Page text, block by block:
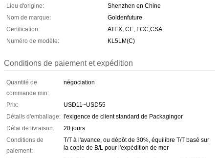
Lieu d'origine:
Shenzhen en Chine
Nom de marque:
Goldenfuture
Certification:
ATEX, CE, FCC,CSA
Numéro de modèle:
KL5LM(C)
Conditions de paiement et expédition
Quantité de
commande min:
négociation
Prix:
USD11~USD55
Détails d'emballage: l'exigence de client standard de Packagingor
Délai de livraison:
20 jours
Conditions de
paiement:
T/T à l'avance, ou dépôt de 30%, équilibre T/T basé sur
la copie de B/L pour l'expédition de mer